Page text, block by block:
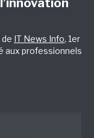
IT News Info, 1er
aux professionnels